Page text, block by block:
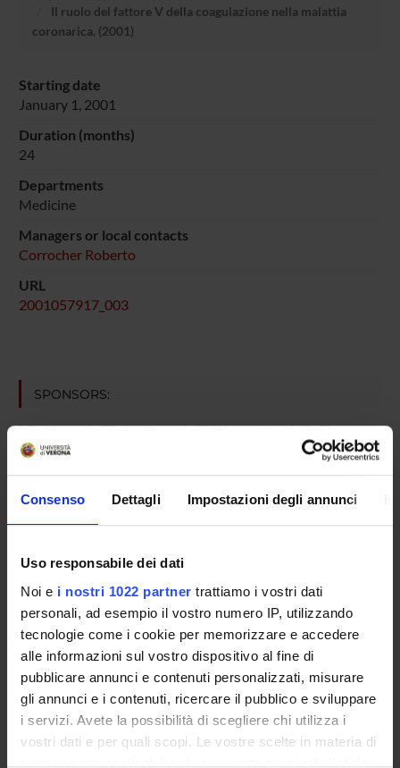
Consenso Dettagli Impostazioni degli annunci
Uso responsabile dei dati
Noi e i nostri 1022 partner trattiamo i vostri dati
personali, ad esempio il vostro numero IP, utilizzando
tecnologie come i cookie per memorizzare e accedere
alle informazioni sul vostro dispositivo al fine di
pubblicare annunci e contenuti personalizzati, misurare
gli annunci e i contenuti, ricercare il pubblico e sviluppare
i servizi. Avete la possibilità di scegliere chi utilizza i
vostri dati e per quali scopi. Le vostre scelte in materia di
privacy sono applicabili solo su questa proprietà digitale
Il ruolo del fattore V della coagulazione nella malattia
coronarica. (2001)
Starting date
January 1, 2001
Duration (months)
24
Departments
Medicine
Managers or local contacts
Corrocher Roberto
URL
2001057917_003
SPONSORS:
Ministero dell'Istruzione dell'Università e della Ricerca
Funds:assigned and managed by the department
PROJECT PARTICIPANTS
Roberto Corrocher
Emeritus Professor
Oliviero Olivieri
Teaching Assistant
Carla Russo